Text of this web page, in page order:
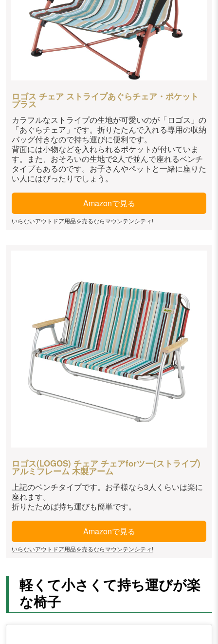
ロゴス チェア ストライプあぐらチェア・ポケット
プラス
カラフルなストライプの生地が可愛いのが「ロゴス」の
「あぐらチェア」です。折りたたんで入れる専用の収納
バッグ付きなので持ち運びに便利です。
背面には小物などを入れられるポケットが付いていま
す。また、おそろいの生地で2人で並んで座れるベンチ
タイプもあるのです。お子さんやペットと一緒に座りた
い人にはぴったりでしょう。
Amazonで見る
いらないアウトドア用品を売るならマウンテンシティ!
ロゴス(LOGOS) チェア チェアforツー(ストライプ)
アルミフレーム 木製アーム
上記のベンチタイプです。お子様なら3人くらいは楽に
座れます。
折りたためば持ち運びも簡単です。
Amazonで見る
いらないアウトドア用品を売るならマウンテンシティ!
軽くて小さくて持ち運びが楽
な椅子